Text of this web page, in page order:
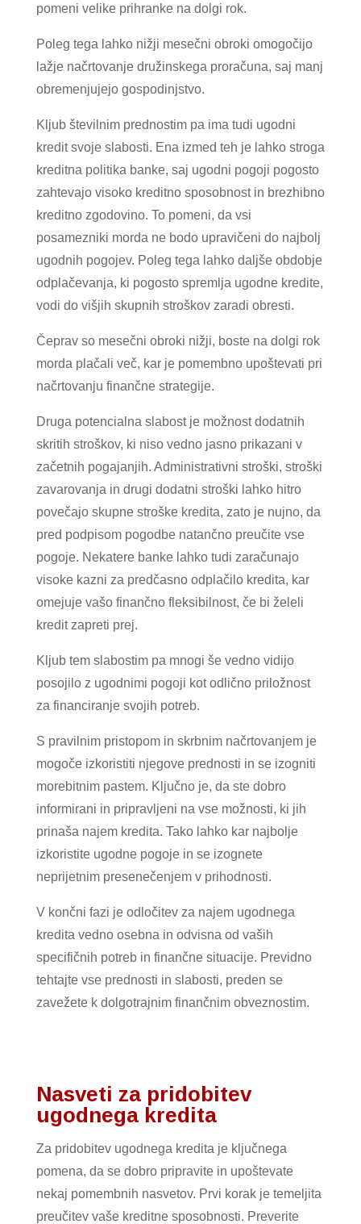
pomeni velike prihranke na dolgi rok.
Poleg tega lahko nižji mesečni obroki omogočijo
lažje načrtovanje družinskega proračuna, saj manj
obremenjujejo gospodinjstvo.
Kljub številnim prednostim pa ima tudi ugodni
kredit svoje slabosti. Ena izmed teh je lahko stroga
kreditna politika banke, saj ugodni pogoji pogosto
zahtevajo visoko kreditno sposobnost in brezhibno
kreditno zgodovino. To pomeni, da vsi
posamezniki morda ne bodo upravičeni do najbolj
ugodnih pogojev. Poleg tega lahko daljše obdobje
odplačevanja, ki pogosto spremlja ugodne kredite,
vodi do višjih skupnih stroškov zaradi obresti.
Čeprav so mesečni obroki nižji, boste na dolgi rok
morda plačali več, kar je pomembno upoštevati pri
načrtovanju finančne strategije.
Druga potencialna slabost je možnost dodatnih
skritih stroškov, ki niso vedno jasno prikazani v
začetnih pogajanjih. Administrativni stroški, stroški
zavarovanja in drugi dodatni stroški lahko hitro
povečajo skupne stroške kredita, zato je nujno, da
pred podpisom pogodbe natančno preučite vse
pogoje. Nekatere banke lahko tudi zaračunajo
visoke kazni za predčasno odplačilo kredita, kar
omejuje vašo finančno fleksibilnost, če bi želeli
kredit zapreti prej.
Kljub tem slabostim pa mnogi še vedno vidijo
posojilo z ugodnimi pogoji kot odlično priložnost
za financiranje svojih potreb.
S pravilnim pristopom in skrbnim načrtovanjem je
mogoče izkoristiti njegove prednosti in se izogniti
morebitnim pastem. Ključno je, da ste dobro
informirani in pripravljeni na vse možnosti, ki jih
prinaša najem kredita. Tako lahko kar najbolje
izkoristite ugodne pogoje in se izognete
neprijetnim presenečenjem v prihodnosti.
V končni fazi je odločitev za najem ugodnega
kredita vedno osebna in odvisna od vaših
specifičnih potreb in finančne situacije. Previdno
tehtajte vse prednosti in slabosti, preden se
zavežete k dolgotrajnim finančnim obveznostim.
Nasveti za pridobitev
ugodnega kredita
Za pridobitev ugodnega kredita je ključnega
pomena, da se dobro pripravite in upoštevate
nekaj pomembnih nasvetov. Prvi korak je temeljita
preučitev vaše kreditne sposobnosti. Preverite